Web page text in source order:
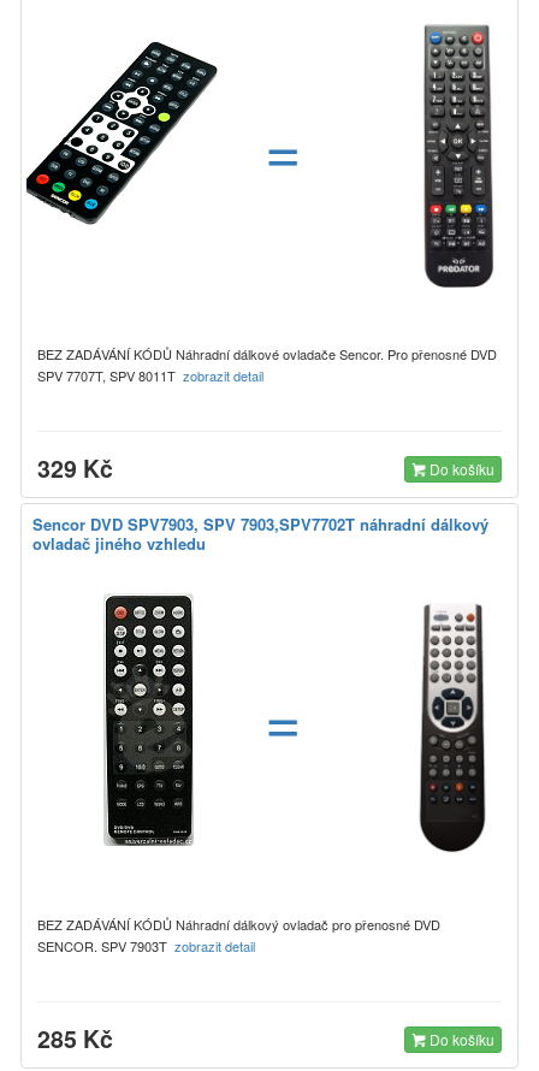
=
BEZ ZADÁVÁNÍ KÓDŮ Náhradní dálkové ovladače Sencor. Pro přenosné DVD
SPV 7707T, SPV 8011T zobrazit detail
329 Kč Do košíku
Sencor DVD SPV7903, SPV 7903,SPV7702T náhradní dálkový
ovladač jiného vzhledu
=
BEZ ZADÁVÁNÍ KÓDŮ Náhradní dálkový ovladač pro přenosné DVD
SENCOR. SPV 7903T zobrazit detail
285 Kč Do košíku